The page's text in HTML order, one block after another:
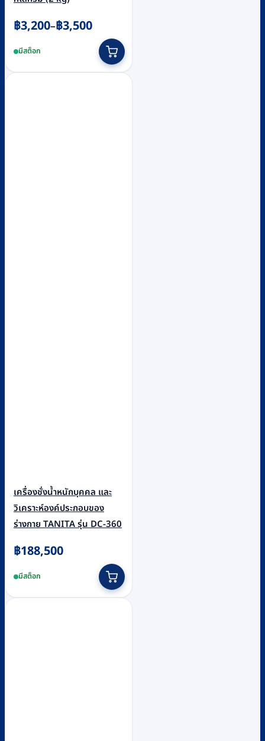
฿3,200–฿3,500
Price
฿3,200
through
มีสต็อก
product
has
เครื่องชั่งน้ำหนักบุคคล และ
วิเคราะห์องค์ประกอบของ
ร่างกาย TANITA รุ่น DC-360
฿188,500
มีสต็อก